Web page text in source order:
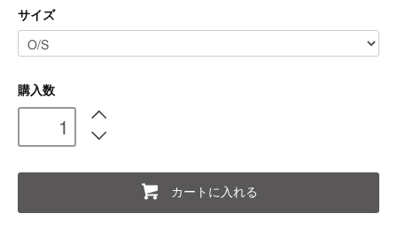
サイズ
購入数
カートに入れる